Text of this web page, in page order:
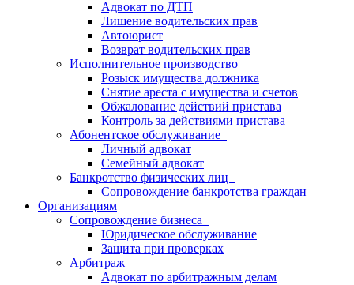
Адвокат по ДТП
Лишение водительских прав
Автоюрист
Возврат водительских прав
Исполнительное производство
Розыск имущества должника
Снятие ареста с имущества и счетов
Обжалование действий пристава
Контроль за действиями пристава
Абонентское обслуживание
Личный адвокат
Семейный адвокат
Банкротство физических лиц
Сопровождение банкротства граждан
Организациям
Сопровождение бизнеса
Юридическое обслуживание
Защита при проверках
Арбитраж
Адвокат по арбитражным делам